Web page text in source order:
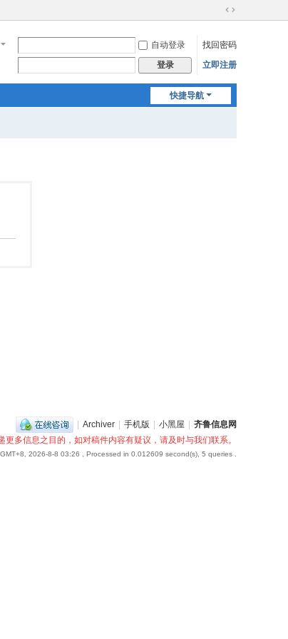
切
到
宽
自动登录
找回密码
登录 立即注册
快捷导航
| Archiver | 手机版 | 小黑屋 | 齐鲁信息网
多信息之目的，如对稿件内容有疑议，请及时与我们联系。
GMT+8, 2026-8-8 03:26 , Processed in 0.012609 second(s), 5 queries .